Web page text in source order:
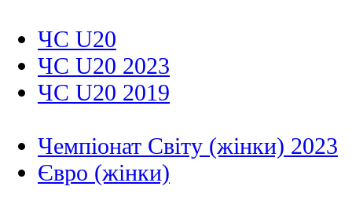
ЧС U20
ЧС U20 2023
ЧС U20 2019
Чемпіонат Світу (жінки) 2023
Євро (жінки)